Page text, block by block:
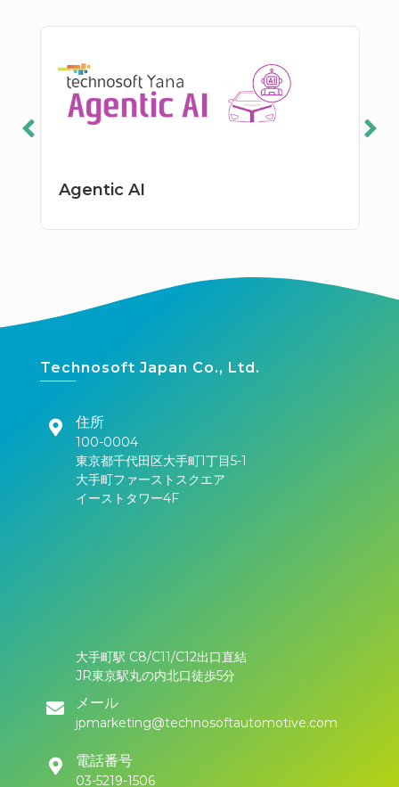
Agentic AI
Technosoft Japan Co., Ltd.
住所
100-0004
東京都千代田区大手町1丁目5-1
大手町ファーストスクエア
イーストタワー4F
大手町駅 C8/C11/C12出口直結
JR東京駅丸の内北口徒歩5分
メール
jpmarketing@technosoftautomotive.com
電話番号
03-5219-1506